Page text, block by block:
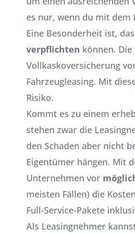
es nur, wenn du mit dem
Eine Besonderheit ist,
verpflichten können. Die
Vollkaskoversicherung
Fahrzeugleasing. Mit
Risiko.
Kommt es zu einem
stehen zwar die
den Schaden aber nicht
Eigentümer hängen. Mit
Unternehmen vor
meisten Fällen) die
Full-Service-Pakete
Als Leasingnehmer